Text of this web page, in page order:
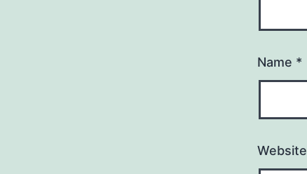
Name *
Website